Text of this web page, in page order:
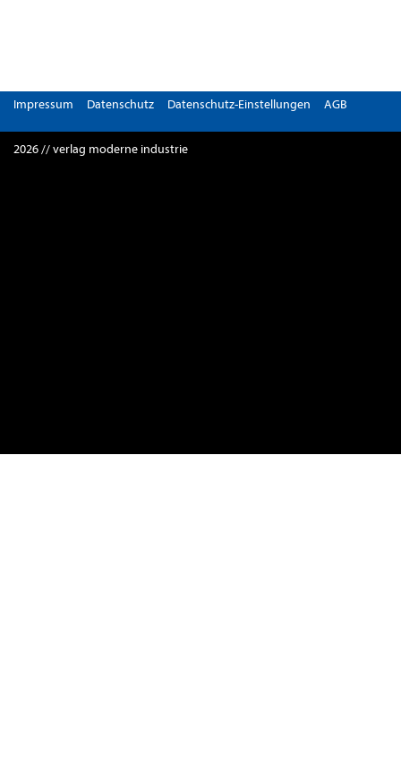
Impressum Datenschutz Datenschutz-Einstellungen AGB
2026 // verlag moderne industrie